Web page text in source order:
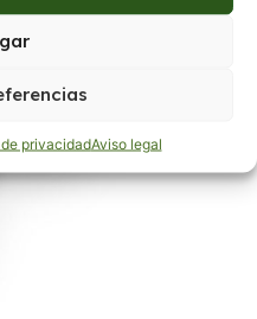
privacidadAviso legal